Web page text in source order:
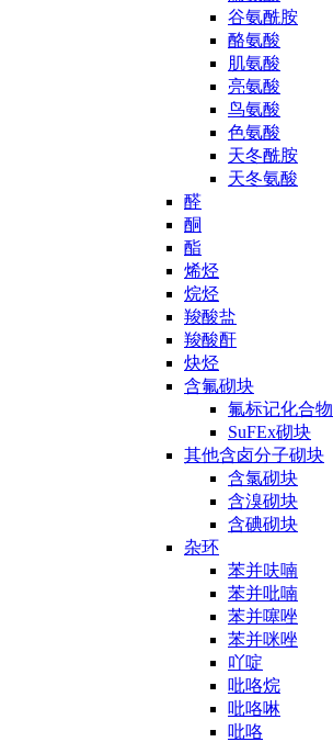
谷氨酰胺
酪氨酸
肌氨酸
亮氨酸
鸟氨酸
色氨酸
天冬酰胺
天冬氨酸
醛
酮
酯
烯烃
烷烃
羧酸盐
羧酸酐
炔烃
含氟砌块
氟标记化合物
SuFEx砌块
其他含卤分子砌块
含氯砌块
含溴砌块
含碘砌块
杂环
苯并呋喃
苯并吡喃
苯并噻唑
苯并咪唑
吖啶
吡咯烷
吡咯啉
吡咯